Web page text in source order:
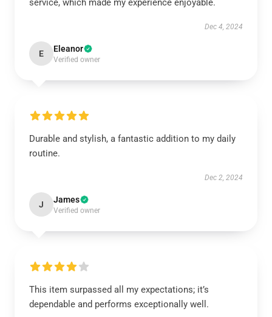
service, which made my experience enjoyable.
Dec 4, 2024
E Eleanor
Verified owner
Durable and stylish, a fantastic addition to my daily
routine.
Dec 2, 2024
J James
Verified owner
This item surpassed all my expectations; it’s
dependable and performs exceptionally well.